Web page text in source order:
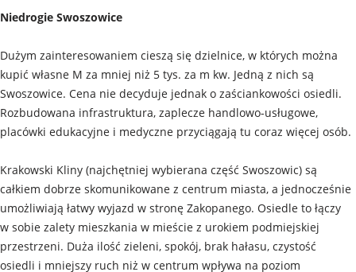
Niedrogie Swoszowice
Dużym zainteresowaniem cieszą się dzielnice, w których można
kupić własne M za mniej niż 5 tys. za m kw. Jedną z nich są
Swoszowice. Cena nie decyduje jednak o zaściankowości osiedli.
Rozbudowana infrastruktura, zaplecze handlowo-usługowe,
placówki edukacyjne i medyczne przyciągają tu coraz więcej osób.
Krakowski Kliny (najchętniej wybierana część Swoszowic) są
całkiem dobrze skomunikowane z centrum miasta, a jednocześnie
umożliwiają łatwy wyjazd w stronę Zakopanego. Osiedle to łączy
w sobie zalety mieszkania w mieście z urokiem podmiejskiej
przestrzeni. Duża ilość zieleni, spokój, brak hałasu, czystość
osiedli i mniejszy ruch niż w centrum wpływa na poziom